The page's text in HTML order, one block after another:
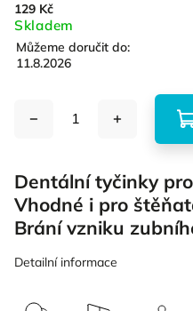
129 Kč
Skladem
Můžeme doručit do:
11.8.2026
Dentální tyčinky
Vhodné i pro
Brání vzniku
Detailní informace